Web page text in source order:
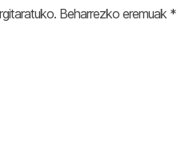
Beharrezko eremuak *